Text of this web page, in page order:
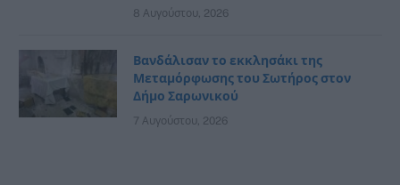
8 Αυγούστου, 2026
Βανδάλισαν το εκκλησάκι της
Μεταμόρφωσης του Σωτήρος στον
Δήμο Σαρωνικού
7 Αυγούστου, 2026